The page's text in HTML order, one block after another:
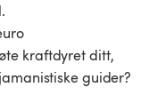
kraftdyret ditt,
guider?